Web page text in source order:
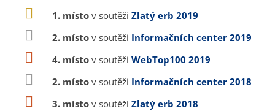
1. místo v soutěži Zlatý erb 2019
2. místo v soutěži Informačních center 2019
4. místo v soutěži WebTop100 2019
2. místo v soutěži Informačních center 2018
3. místo v soutěži Zlatý erb 2018